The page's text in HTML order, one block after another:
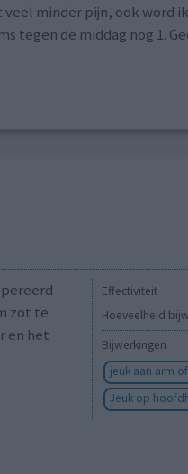
veel minder pijn, ook word
tegen de middag nog 1.
Effectiviteit
Hoeveelheid
Bijwerkingen
jeuk aan arm
Jeuk op
zot te
en het